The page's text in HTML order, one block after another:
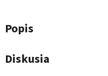
Popis
Diskusia